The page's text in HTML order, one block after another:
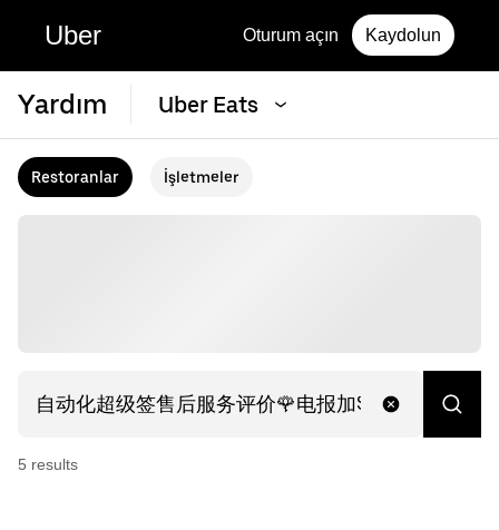
Uber Oturum açın Kaydolun
Yardım Uber Eats
Restoranlar İşletmeler
5 results